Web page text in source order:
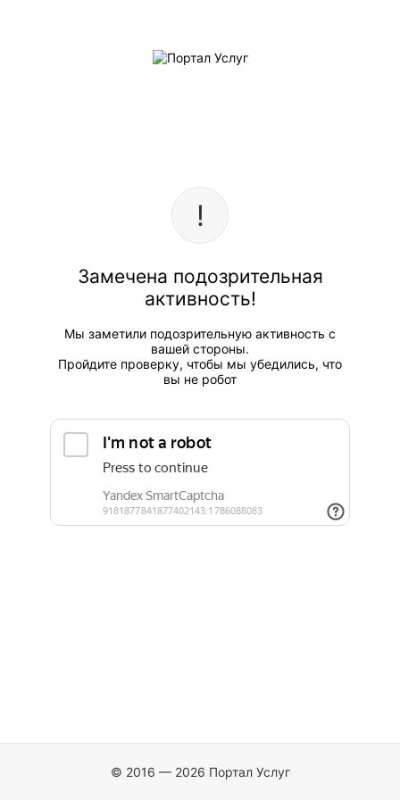
Замечена подозрительная
активность!
Мы заметили подозрительную активность с
вашей стороны.
Пройдите проверку, чтобы мы убедились, что
вы не робот
© 2016 — 2026 Портал Услуг